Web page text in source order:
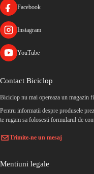
Facebook
Instagram
YouTube
Contact Biciclop
Biciclop nu mai opereaza un magazin
Pentru informatii despre produsele
te rugam sa folosesti formularul de
Trimite-ne un mesaj
Mentiuni legale